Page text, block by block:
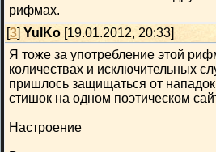
рифмах.
[3] YulKo [19.01.2012, 20:33]
Я тоже за употребление этой
количествах и исключительных
пришлось защищаться от
стишок на одном поэтическом
Настроение